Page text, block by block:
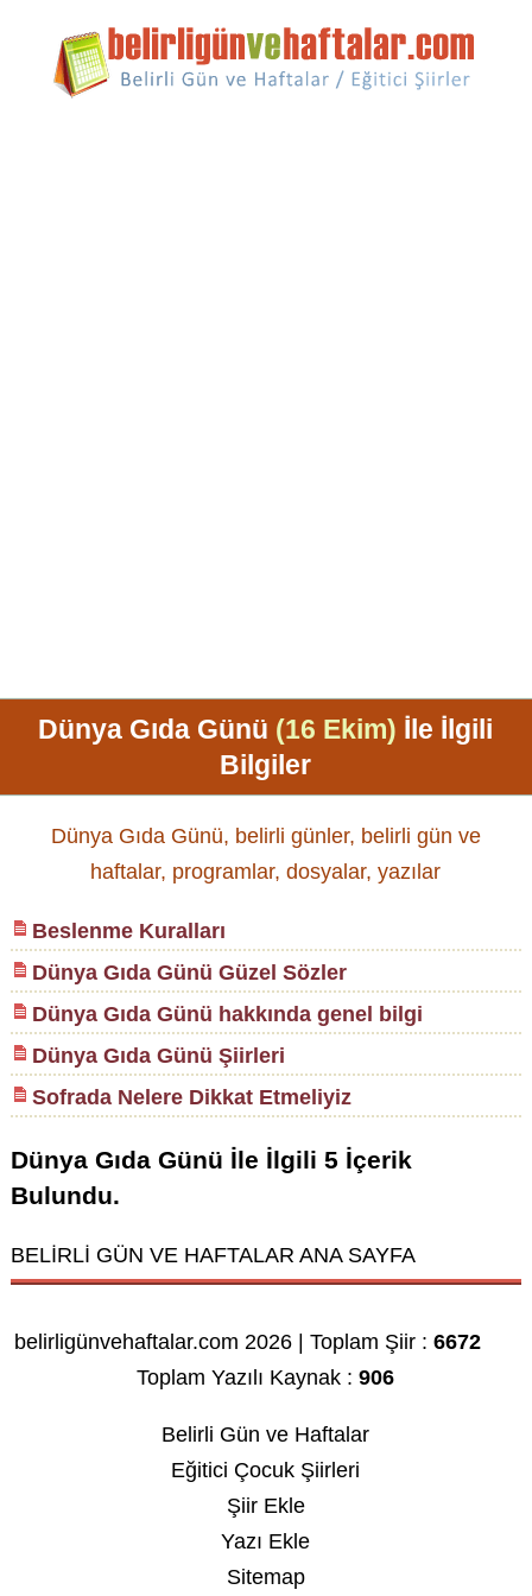
Dünya Gıda Günü (16 Ekim) İle İlgili
Bilgiler
Dünya Gıda Günü, belirli günler, belirli gün ve
haftalar, programlar, dosyalar, yazılar
Beslenme Kuralları
Dünya Gıda Günü Güzel Sözler
Dünya Gıda Günü hakkında genel bilgi
Dünya Gıda Günü Şiirleri
Sofrada Nelere Dikkat Etmeliyiz
Dünya Gıda Günü İle İlgili 5 İçerik
Bulundu.
BELİRLİ GÜN VE HAFTALAR ANA SAYFA
belirligünvehaftalar.com 2026 | Toplam Şiir :6672
Toplam Yazılı Kaynak :906
Belirli Gün ve Haftalar
Eğitici Çocuk Şiirleri
Şiir Ekle
Yazı Ekle
Sitemap